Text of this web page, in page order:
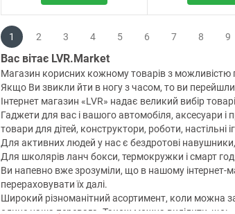
1 2 3 4 5 6 7 8 9
Вас вітає LVR.Market
Магазин корисних кожному товарів з можливістю
Якщо Ви звикли йти в ногу з часом, то ви
Інтернет магазин «LVR» надає великий вибір
Гаджети для вас і вашого автомобіля, аксесуари і
товари для дітей, конструктори, роботи, настільні
Для активних людей у ​​нас є бездротові
Для школярів ланч бокси, термокружки і смарт
Ви напевно вже зрозуміли, що в нашому інтернет-
перераховувати їх далі.
Широкий різноманітний асортимент, коли можна
єдине наша перевага. Також можна виділити, що: